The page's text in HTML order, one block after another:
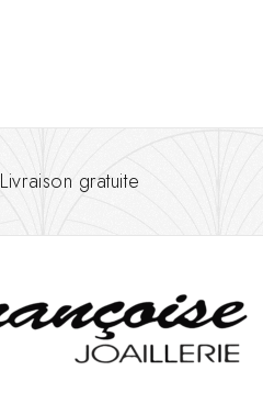
Livraison gratuite